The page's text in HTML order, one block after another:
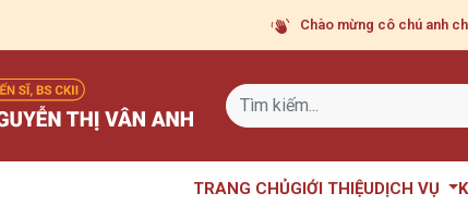
Chào mừng cô chú anh
TRANG CHỦGIỚI THIỆUDỊCH VỤ